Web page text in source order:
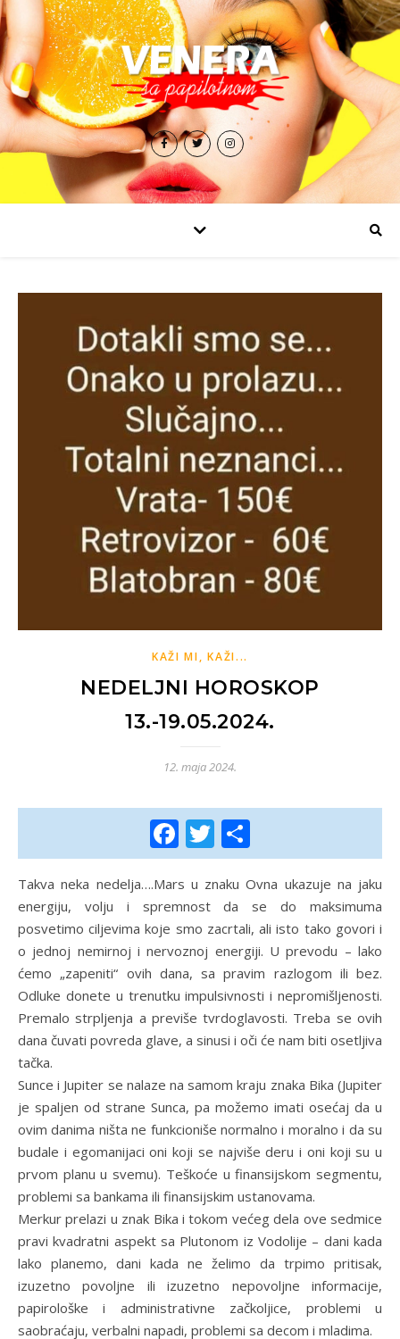
KAŽI MI, KAŽI...
NEDELJNI HOROSKOP
13.-19.05.2024.
12. maja 2024.
Facebook
Twitter
Takva neka nedelja….Mars u znaku Ovna ukazuje na jaku
energiju, volju i spremnost da se do maksimuma
posvetimo ciljevima koje smo zacrtali, ali isto tako govori i
o jednoj nemirnoj i nervoznoj energiji. U prevodu – lako
ćemo „zapeniti“ ovih dana, sa pravim razlogom ili bez.
Odluke donete u trenutku impulsivnosti i nepromišljenosti.
Premalo strpljenja a previše tvrdoglavosti. Treba se ovih
dana čuvati povreda glave, a sinusi i oči će nam biti osetljiva
tačka.
Sunce i Jupiter se nalaze na samom kraju znaka Bika (Jupiter
je spaljen od strane Sunca, pa možemo imati osećaj da u
ovim danima ništa ne funkcioniše normalno i moralno i da su
budale i egomanijaci oni koji se najviše deru i oni koji su u
prvom planu u svemu). Teškoće u finansijskom segmentu,
problemi sa bankama ili finansijskim ustanovama.
Merkur prelazi u znak Bika i tokom većeg dela ove sedmice
pravi kvadratni aspekt sa Plutonom iz Vodolije – dani kada
lako planemo, dani kada ne želimo da trpimo pritisak,
izuzetno povoljne ili izuzetno nepovoljne informacije,
papirološke i administrativne začkoljice, problemi u
saobraćaju, verbalni napadi, problemi sa decom i mladima.